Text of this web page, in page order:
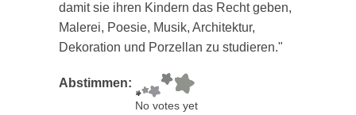
damit sie ihren Kindern das Recht geben,
Malerei, Poesie, Musik, Architektur,
Dekoration und Porzellan zu studieren."
Abstimmen:
No votes yet